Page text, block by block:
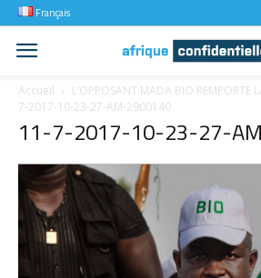
Français
Accueil L’OPPOSANT MADA BIO REMPORTE
7-2017-10-23-27-AM-2900140
11-7-2017-10-23-27-